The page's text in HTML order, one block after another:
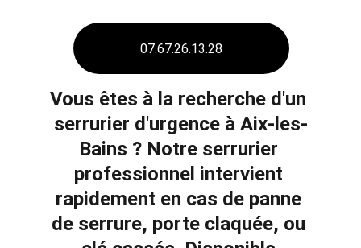
07.67.26.13.28
Vous êtes à la recherche d'un
serrurier d'urgence à Aix-les-
Bains ? Notre serrurier
professionnel intervient
rapidement en cas de panne
de serrure, porte claquée, ou